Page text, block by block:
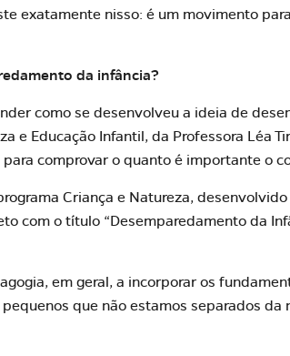
exatamente nisso: é um movimento
da infância?
como se desenvolveu a ideia de
e Educação Infantil, da Professora Léa
comprovar o quanto é importante o
Criança e Natureza,
com o título “Desemparedamento da
em geral, a incorporar os
que não estamos separados da